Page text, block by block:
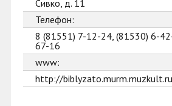
Сивко, д. 11
Телефон:
8 (81551) 7-12-24, (81530) 6-
67-16
www:
http://